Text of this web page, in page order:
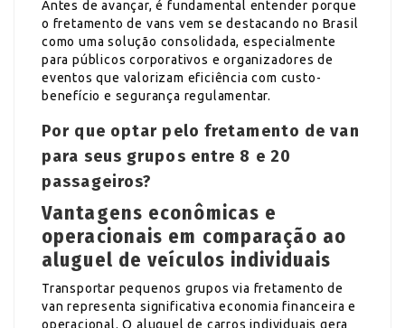
Antes de avançar, é fundamental entender porque
o fretamento de vans vem se destacando no Brasil
como uma solução consolidada, especialmente
para públicos corporativos e organizadores de
eventos que valorizam eficiência com custo-
benefício e segurança regulamentar.
Por que optar pelo fretamento de van
para seus grupos entre 8 e 20
passageiros?
Vantagens econômicas e
operacionais em comparação ao
aluguel de veículos individuais
Transportar pequenos grupos via fretamento de
van representa significativa economia financeira e
operacional. O aluguel de carros individuais gera